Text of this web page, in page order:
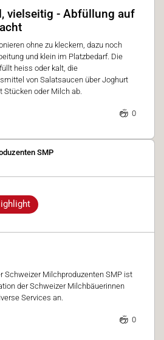
vielseitig - Abfüllung auf
ohne zu kleckern, dazu noch
und klein im Platzbedarf. Die
heiss oder kalt, die
von Salatsaucen über Joghurt
Stücken oder Milch ab.
0
SMP
Schweizer Milchproduzenten SMP ist
der Schweizer Milchbäuerinnen
Services an.
0